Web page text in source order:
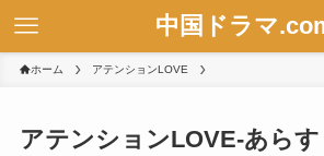
中国ドラマ
ホーム アテンションLOVE
アテンションLOVE-あら